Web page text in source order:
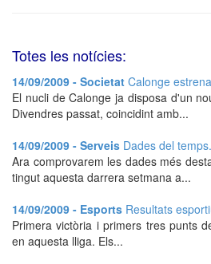
Totes les notícies:
14/09/2009 - Societat Calonge
El nucli de Calonge ja disposa d'un
Divendres passat, coincidint amb...
14/09/2009 - Serveis Dades del temps.
Ara comprovarem les dades més
tingut aquesta darrera setmana a...
14/09/2009 - Esports Resultats
Primera victòria i primers tres punts
en aquesta lliga. Els...